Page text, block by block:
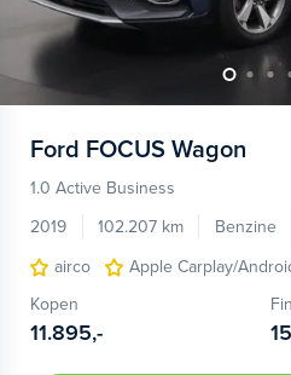
Ford FOCUS Wagon
1.0 Active Business
2019
102.207 km Benzine
airco
Apple Carplay/
Kopen
11.895,-